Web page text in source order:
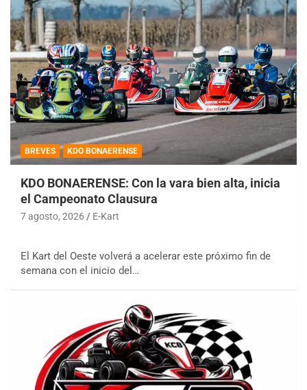
BREVES KDO BONAERENSE
KDO BONAERENSE: Con la vara bien alta, inicia
el Campeonato Clausura
7 agosto, 2026 E-Kart
El Kart del Oeste volverá a acelerar este próximo fin de
semana con el inicio del…